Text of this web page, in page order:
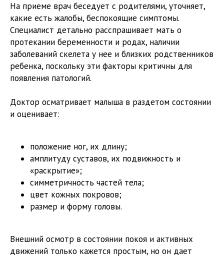
На приеме врач беседует с родителями, уточняет,
какие есть жалобы, беспокоящие симптомы.
Специалист детально расспрашивает мать о
протекании беременности и родах, наличии
заболеваний скелета у нее и близких родственников
ребенка, поскольку эти факторы критичны для
появления патологий.
Доктор осматривает малыша в раздетом состоянии
и оценивает:
положение ног, их длину;
амплитуду суставов, их подвижность и
«раскрытие»;
симметричность частей тела;
цвет кожных покровов;
размер и форму головы.
Внешний осмотр в состоянии покоя и активных
движений только кажется простым, но он дает